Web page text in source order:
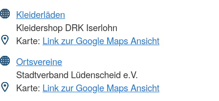
Kleiderläden
Kleidershop DRK Iserlohn
Karte: Link zur Google Maps Ansicht
Ortsvereine
Stadtverband Lüdenscheid e.V.
Karte: Link zur Google Maps Ansicht